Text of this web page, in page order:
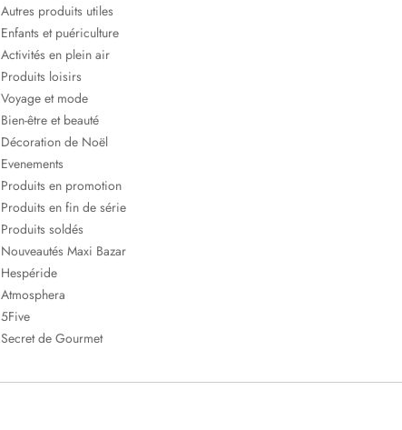
Autres produits utiles
Enfants et puériculture
Activités en plein air
Produits loisirs
Voyage et mode
Bien-être et beauté
Décoration de Noël
Evenements
Produits en promotion
Produits en fin de série
Produits soldés
Nouveautés Maxi Bazar
Hespéride
Atmosphera
5Five
Secret de Gourmet